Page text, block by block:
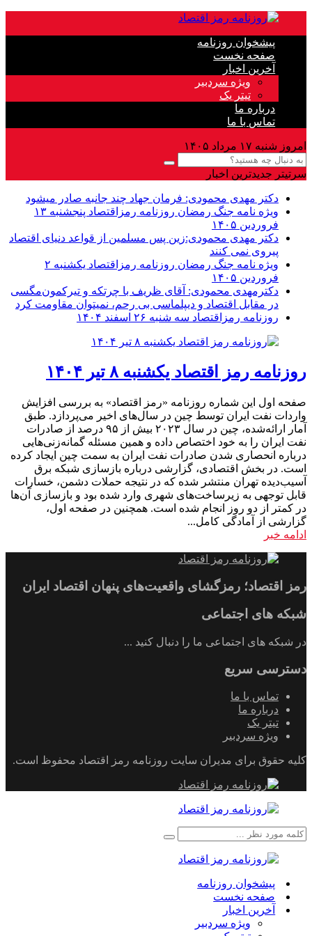
پیشخوان روزنامه
صفحه نخست
آخرین اخبار
ویژه سردبیر
تیتر یک
درباره ما
تماس با ما
امروز شنبه ۱۷ مرداد ۱۴۰۵
سرتیتر جدیدترین اخبار
دکتر مهدى محمودى: فرمان جهاد چند جانبه صادر میشود
ویژه نامه جنگ رمضان روزنامه رمزاقتصاد پنجشنبه ۱۳
فروردین ۱۴۰۵
دکتر مهدی محمودی:زین پس مسلمین از قواعد دنیاى اقتصاد
پیروى نمی کنند
ویژه نامه جنگ رمضان روزنامه رمزاقتصاد یکشنبه ۲
فروردین ۱۴۰۵
دکترمهدى محمودى: آقای ظریف با چرتکه و تیرکمون‌مگسی
در مقابل اقتصاد و دیپلماسی بی رحم، نمیتوان مقاومت کرد
روزنامه رمزاقتصاد سه شنبه ۲۶ اسفند ۱۴۰۴
روزنامه رمز اقتصاد یکشنبه ۸ تیر ۱۴۰۴
صفحه اول این شماره روزنامه «رمز اقتصاد» به بررسی افزایش
واردات نفت ایران توسط چین در سال‌های اخیر می‌پردازد. طبق
آمار ارائه‌شده، چین در سال ۲۰۲۳ بیش از ۹۵ درصد از صادرات
نفت ایران را به خود اختصاص داده و همین مسئله گمانه‌زنی‌هایی
درباره انحصاری شدن صادرات نفت ایران به سمت چین ایجاد کرده
است. در بخش اقتصادی، گزارشی درباره بازسازی شبکه برق
آسیب‌دیده تهران منتشر شده که در نتیجه حملات دشمن، خسارات
قابل توجهی به زیرساخت‌های شهری وارد شده بود و بازسازی آن‌ها
در کمتر از دو روز انجام شده است. همچنین در صفحه اول،
گزارشی از آمادگی کامل...
ادامه خبر
رمز اقتصاد؛ رمزگشای واقعیت‌های پنهان اقتصاد ایران
شبکه های اجتماعی
در شبکه های اجتماعی ما را دنبال کنید ...
دسترسی سریع
تماس با ما
درباره ما
تیتر یک
ویژه سردبیر
کلیه حقوق برای مدیران سایت روزنامه رمز اقتصاد محفوظ است.
پیشخوان روزنامه
صفحه نخست
آخرین اخبار
ویژه سردبیر